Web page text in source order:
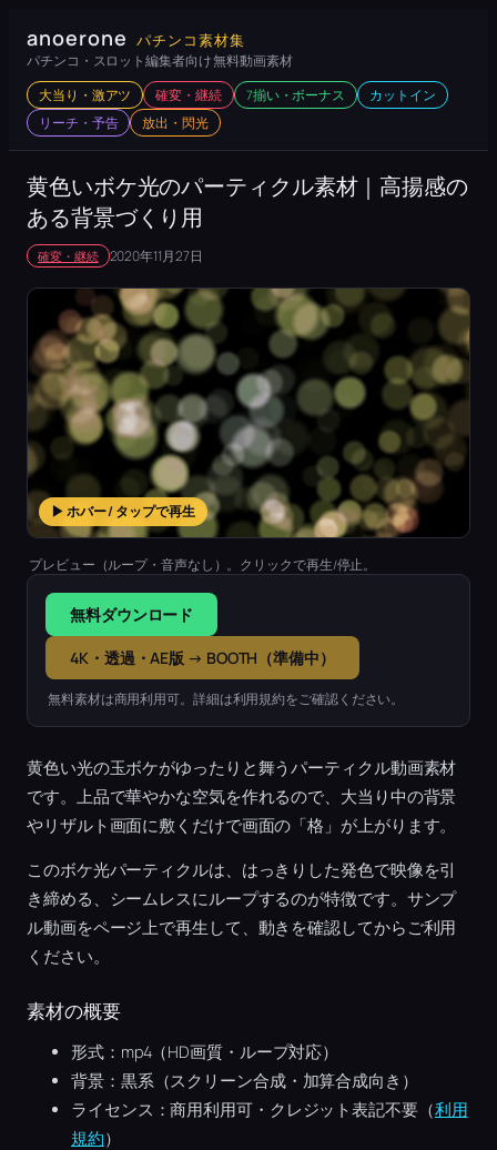
容
ス
キ
プ
anoerone パチンコ素材集
パチンコ・スロット編集者向け 無料動画素材
大当り・激アツ 確変・継続 7揃い・ボーナス
カットイン
リーチ・予告
放出・閃光
黄色いボケ光のパーティクル素材｜高揚感の
ある背景づくり用
確変・継続 2020年11月27日
▶ ホバー / タップで再生
プレビュー（ループ・音声なし）。クリックで再生/停止。
無料ダウンロード
4K・透過・AE版 → BOOTH（準備中）
無料素材は商用利用可。詳細は利用規約をご確認ください。
黄色い光の玉ボケがゆったりと舞うパーティクル動画素材
です。上品で華やかな空気を作れるので、大当り中の背景
やリザルト画面に敷くだけで画面の「格」が上がります。
このボケ光パーティクルは、はっきりした発色で映像を引
き締める、シームレスにループするのが特徴です。サンプ
ル動画をページ上で再生して、動きを確認してからご利用
ください。
素材の概要
形式：mp4（HD画質・ループ対応）
背景：黒系（スクリーン合成・加算合成向き）
ライセンス：商用利用可・クレジット表記不要（利用
規約）